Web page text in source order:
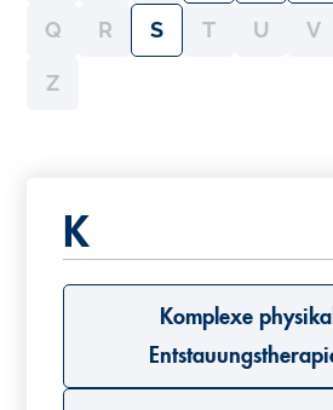
Q R S T U V
Z
K
Komplexe